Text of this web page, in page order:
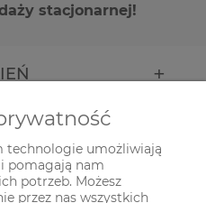
stacjonarnej!
technologie umożliwiają
pomagają nam
potrzeb. Możesz
przez nas wszystkich